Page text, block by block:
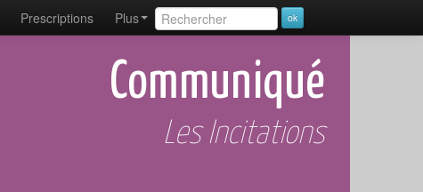
Prescriptions Plus
Communiqué
Les Incitations